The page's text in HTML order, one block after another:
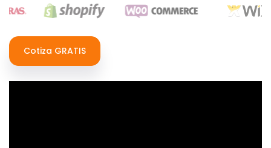
Cotiza GRATIS